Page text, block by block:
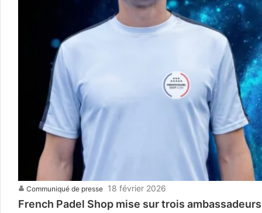
Communiqué de presse 18 février 2026
French Padel Shop mise sur trois